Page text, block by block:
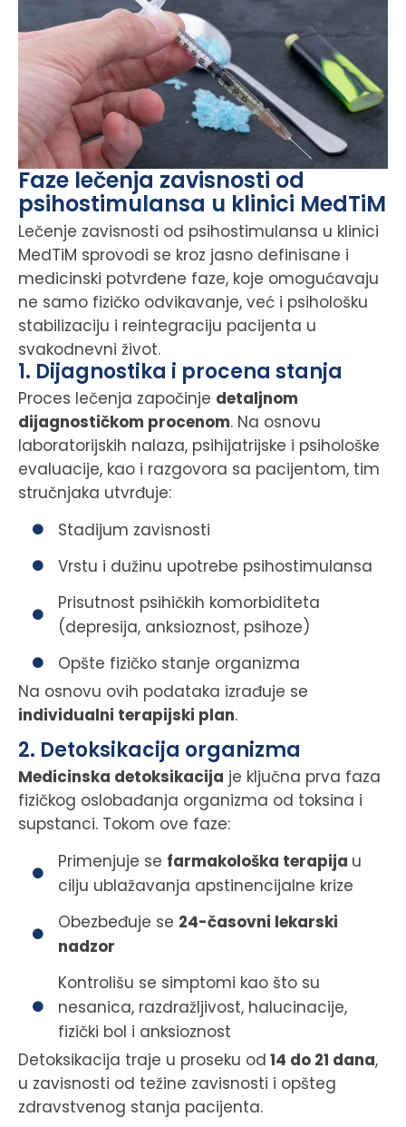
Faze lečenja zavisnosti od
psihostimulansa u klinici MedTiM
Lečenje zavisnosti od psihostimulansa u klinici
MedTiM sprovodi se kroz jasno definisane i
medicinski potvrđene faze, koje omogućavaju
ne samo fizičko odvikavanje, već i psihološku
stabilizaciju i reintegraciju pacijenta u
svakodnevni život.
1. Dijagnostika i procena stanja
Proces lečenja započinje detaljnom
dijagnostičkom procenom. Na osnovu
laboratorijskih nalaza, psihijatrijske i psihološke
evaluacije, kao i razgovora sa pacijentom, tim
stručnjaka utvrđuje:
Stadijum zavisnosti
Vrstu i dužinu upotrebe psihostimulansa
Prisutnost psihičkih komorbiditeta
(depresija, anksioznost, psihoze)
Opšte fizičko stanje organizma
Na osnovu ovih podataka izrađuje se
individualni terapijski plan.
2. Detoksikacija organizma
Medicinska detoksikacija je ključna prva faza
fizičkog oslobađanja organizma od toksina i
supstanci. Tokom ove faze:
Primenjuje se farmakološka terapija u
cilju ublažavanja apstinencijalne krize
Obezbeđuje se 24-časovni lekarski
nadzor
Kontrolišu se simptomi kao što su
nesanica, razdražljivost, halucinacije,
fizički bol i anksioznost
Detoksikacija traje u proseku od 14 do 21 dana,
u zavisnosti od težine zavisnosti i opšteg
zdravstvenog stanja pacijenta.